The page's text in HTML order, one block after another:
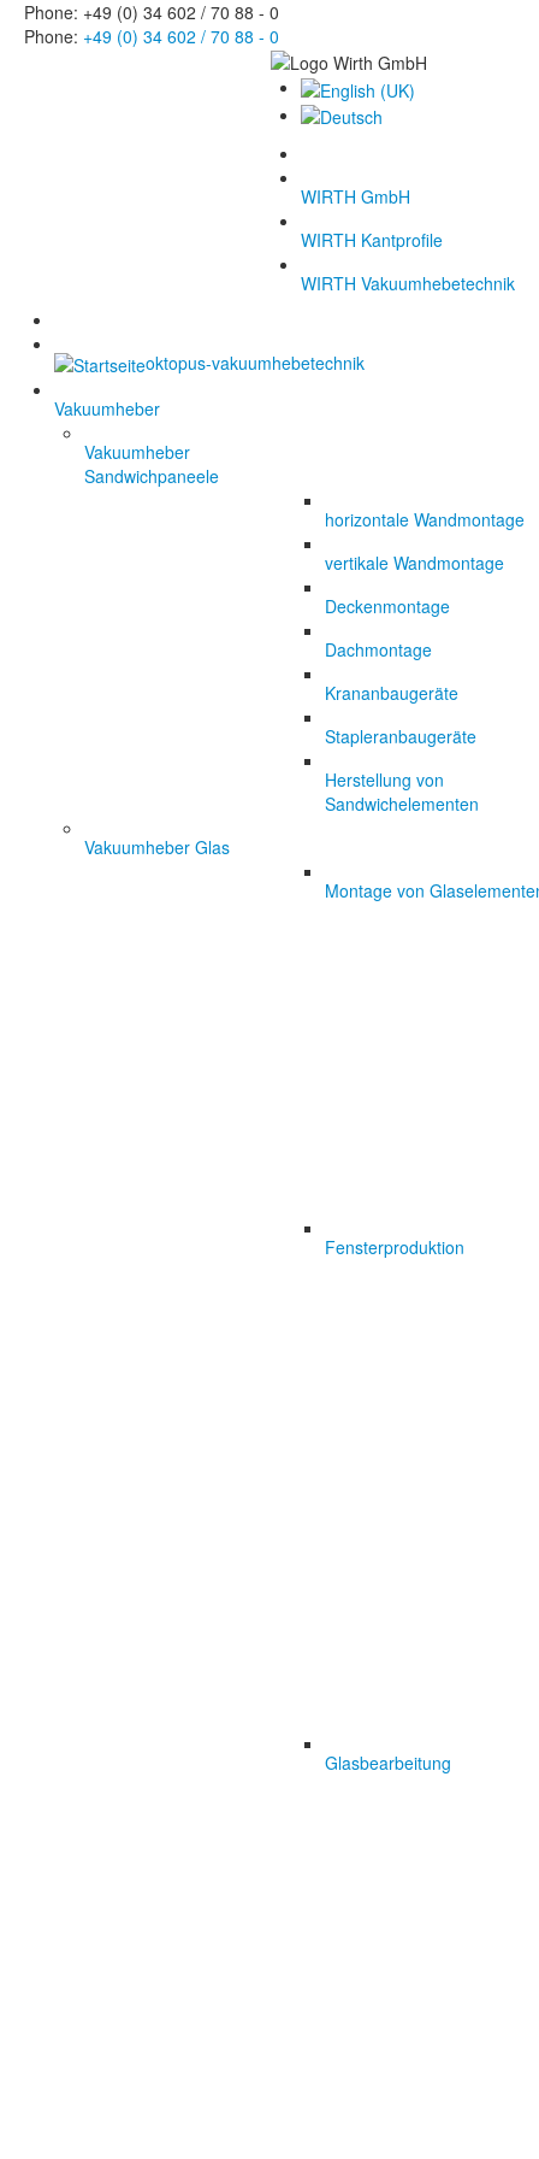
Phone: +49 (0) 34 602 / 70 88 - 0
Phone: +49 (0) 34 602 / 70 88 - 0
WIRTH GmbH
WIRTH Kantprofile
WIRTH Vakuumhebetechnik
oktopus-vakuumhebetechnik
Vakuumheber
Vakuumheber
Sandwichpaneele
horizontale Wandmontage
vertikale Wandmontage
Deckenmontage
Dachmontage
Krananbaugeräte
Stapleranbaugeräte
Herstellung von
Sandwichelementen
Vakuumheber Glas
Montage von
Fensterproduktion
Glasbearbeitung